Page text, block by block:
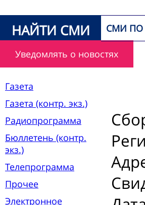
НАЙТИ СМИ СМИ ПО
Уведомлять о новостях
Газета
Газета (контр. экз.)
Радиопрограмма
Бюллетень (контр.
экз.)
Телепрограмма
Прочее
Электронное